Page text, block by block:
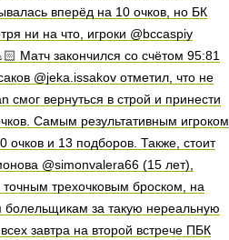
вперёд на 10 очков, но БК
ни на что, игроки @bccaspiy
Матч закончился со счётом 95:81
@jeka.issakov отметил, что не
вернуться в строй и принести
Самым результативным игроком
и 13 подборов. Также, стоит
@simonvalera66 (15 лет),
точным трехочковым броском, на
за такую нереальную
завтра на второй встрече ПБК